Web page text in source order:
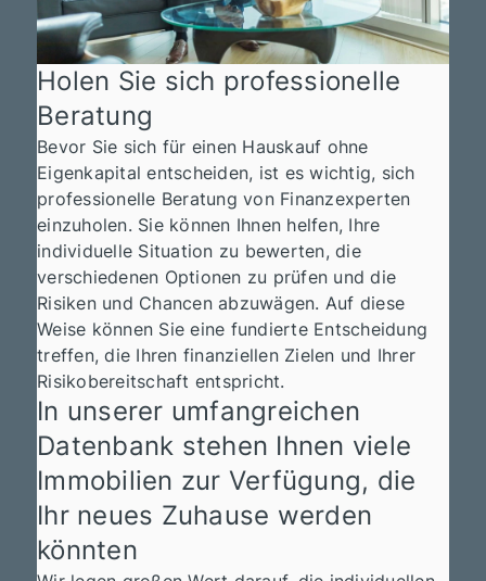
Holen Sie sich professionelle
Beratung
Bevor Sie sich für einen Hauskauf ohne
Eigenkapital entscheiden, ist es wichtig, sich
professionelle Beratung von Finanzexperten
einzuholen. Sie können Ihnen helfen, Ihre
individuelle Situation zu bewerten, die
verschiedenen Optionen zu prüfen und die
Risiken und Chancen abzuwägen. Auf diese
Weise können Sie eine fundierte Entscheidung
treffen, die Ihren finanziellen Zielen und Ihrer
Risikobereitschaft entspricht.
In unserer umfangreichen
Datenbank stehen Ihnen viele
Immobilien zur Verfügung, die
Ihr neues Zuhause werden
könnten